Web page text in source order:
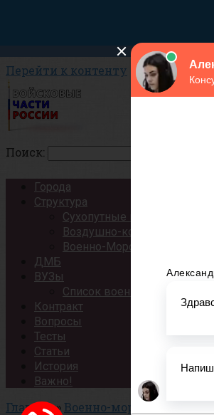
Перейти к контенту
Поиск:
Города
Структура
Сухопутные войска
Воздушно-космические
Военно-Морской Флот
ДМБ
ВУЗы
Список военных ВУЗов
Контракт
Вопросы
Тесты
Статьи
История
Важно!
Главная» Военно-морской флот